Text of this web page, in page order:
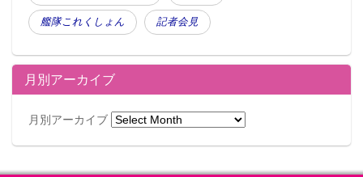
艦隊これくしょん 記者会見
月別アーカイブ
月別アーカイブ